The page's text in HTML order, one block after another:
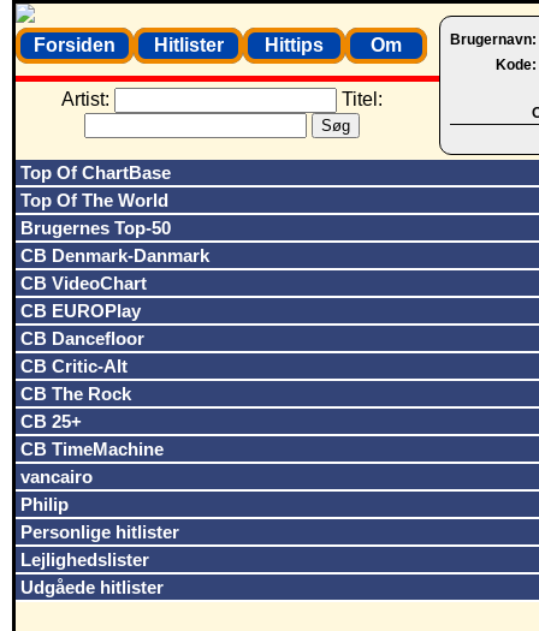
Brugernavn:
Kode:
Forsiden Hitlister Hittips Om
Artist: Titel:
Top Of ChartBase
Top Of The World
Brugernes Top-50
CB Denmark-Danmark
CB VideoChart
CB EUROPlay
CB Dancefloor
CB Critic-Alt
CB The Rock
CB 25+
CB TimeMachine
vancairo
Philip
Personlige hitlister
Lejlighedslister
Udgåede hitlister